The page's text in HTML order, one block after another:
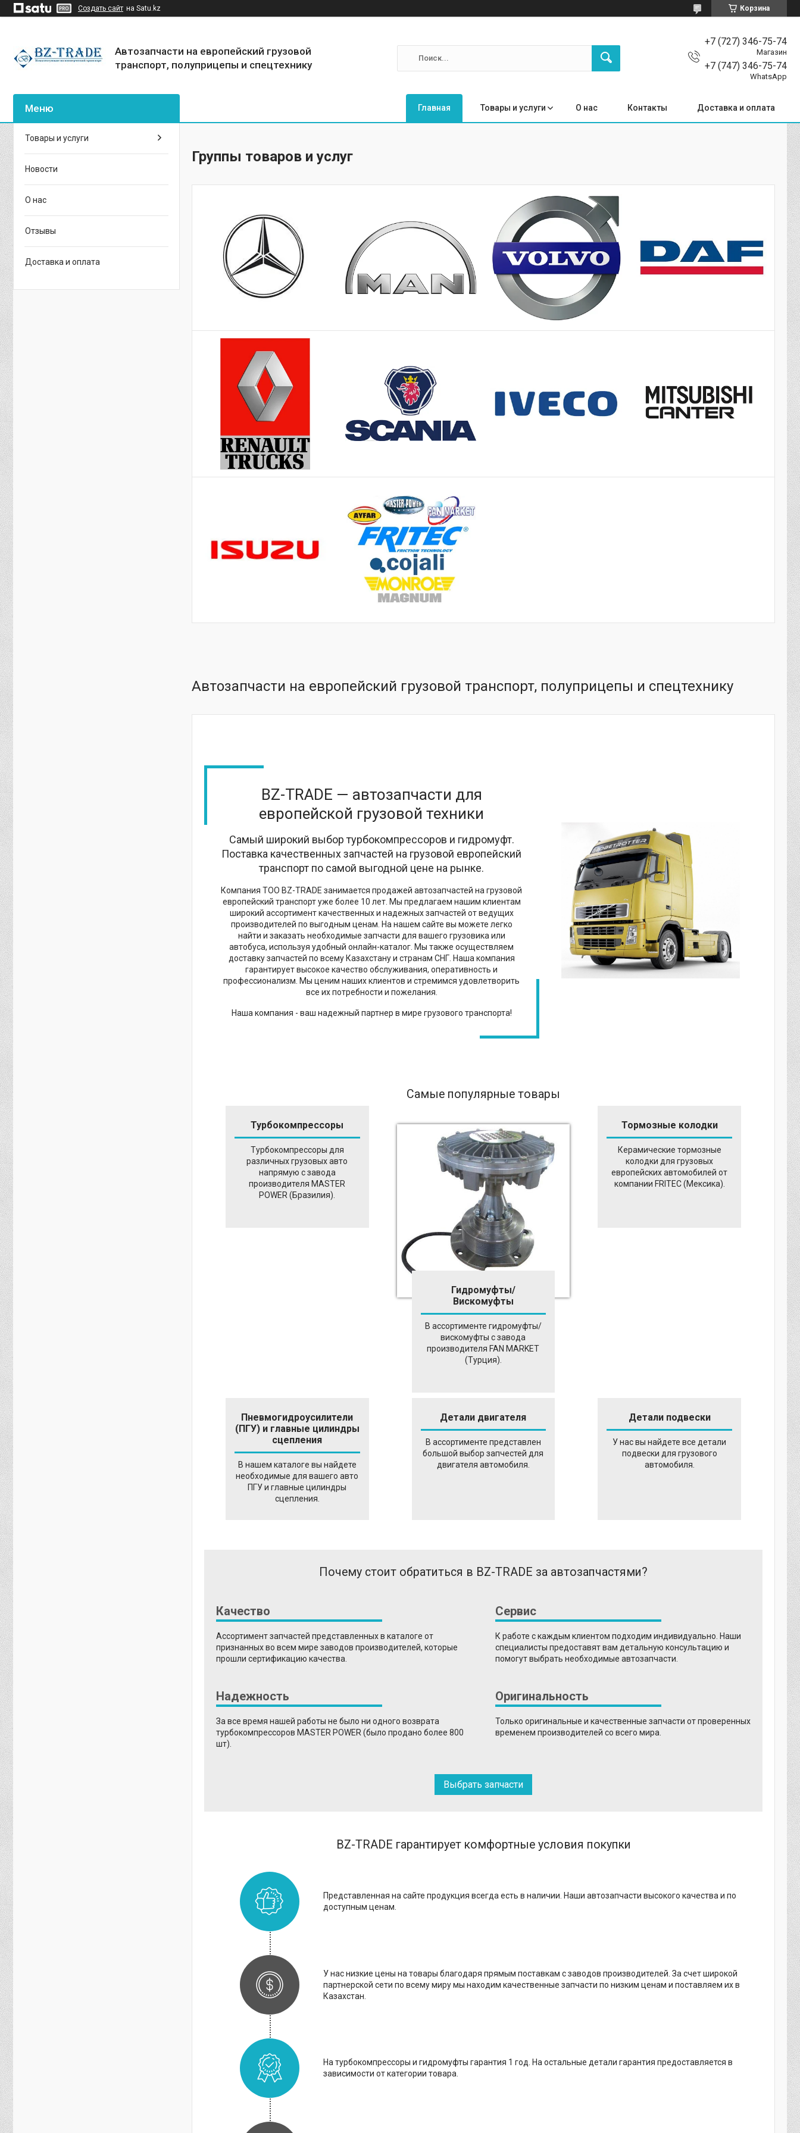
Создать сайт на Satu.kz Корзина
Автозапчасти на европейский грузовой
транспорт, полуприцепы и спецтехнику
+7 (727) 346-75-74
Магазин
+7 (747) 346-75-74
WhatsApp
Главная Товары и услуги О нас Контакты Доставка и оплата
Группы товаров и услуг
Автозапчасти на европейский грузовой транспорт, полуприцепы и спецтехнику
BZ-TRADE — автозапчасти для
европейской грузовой техники
Самый широкий выбор турбокомпрессоров и гидромуфт.
Поставка качественных запчастей на грузовой европейский
транспорт по самой выгодной цене на рынке.
Компания ТОО BZ-TRADE занимается продажей автозапчастей на грузовой
европейский транспорт уже более 10 лет. Мы предлагаем нашим клиентам
широкий ассортимент качественных и надежных запчастей от ведущих
производителей по выгодным ценам. На нашем сайте вы можете легко
найти и заказать необходимые запчасти для вашего грузовика или
автобуса, используя удобный онлайн-каталог. Мы также осуществляем
доставку запчастей по всему Казахстану и странам СНГ. Наша компания
гарантирует высокое качество обслуживания, оперативность и
профессионализм. Мы ценим наших клиентов и стремимся удовлетворить
все их потребности и пожелания.
Наша компания - ваш надежный партнер в мире грузового транспорта!
Самые популярные товары
Турбокомпрессоры
Турбокомпрессоры для
различных грузовых авто
напрямую с завода
производителя MASTER
POWER (Бразилия).
Гидромуфты/
Вискомуфты
В ассортименте гидромуфты/
вискомуфты с завода
производителя FAN MARKET
(Турция).
Тормозные колодки
Керамические тормозные
колодки для грузовых
европейских автомобилей от
компании FRITEC (Мексика).
Пневмогидроусилители
(ПГУ) и главные цилиндры
сцепления
В нашем каталоге вы найдете
необходимые для вашего авто
ПГУ и главные цилиндры
сцепления.
Детали двигателя
В ассортименте представлен
большой выбор запчестей для
двигателя автомобиля.
Детали подвески
У нас вы найдете все детали
подвески для грузового
автомобиля.
Почему стоит обратиться в BZ-TRADE за автозапчастями?
Качество
Ассортимент запчастей представленных в каталоге от
признанных во всем мире заводов производителей, которые
прошли сертификацию качества.
Сервис
К работе с каждым клиентом подходим индивидуально. Наши
специалисты предоставят вам детальную консультацию и
помогут выбрать необходимые автозапчасти.
Надежность
За все время нашей работы не было ни одного возврата
турбокомпрессоров MASTER POWER (было продано более 800
шт).
Оригинальность
Только оригинальные и качественные запчасти от проверенных
временем производителей со всего мира.
Выбрать запчасти
BZ-TRADE гарантирует комфортные условия покупки
Представленная на сайте продукция всегда есть в наличии. Наши автозапчасти высокого качества и по
доступным ценам.
У нас низкие цены на товары благодаря прямым поставкам с заводов производителей. За счет широкой
партнерской сети по всему миру мы находим качественные запчасти по низким ценам и поставляем их в
Казахстан.
На турбокомпрессоры и гидромуфты гарантия 1 год. На остальные детали гарантия предоставляется в
зависимости от категории товара.
Товары и услуги
Новости
О нас
Отзывы
Доставка и оплата